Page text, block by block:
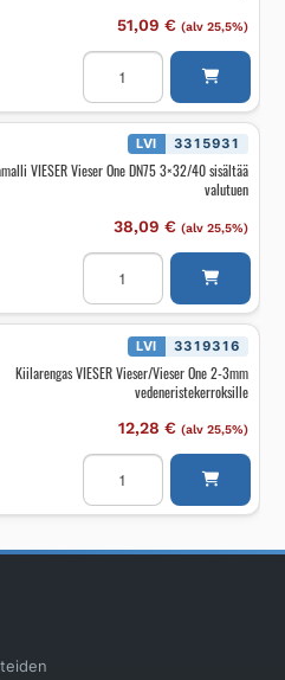
51,09 € (alv 25,5%)
Lattiakaivon
kansi
VIESER
Vieser/Vieser
RST/197x197/Classic/
määrä
LVI 3315931
VIESER Vieser One DN75 3×32/40 sisältää
valutuen
38,09 € (alv 25,5%)
Lattiakaivo
vaakamalli
Vieser
One
3x32/40
sisältää
valutuen
LVI 3319316
Kiilarengas VIESER Vieser/Vieser One 2-3mm
vedeneristekerroksille
12,28 € (alv 25,5%)
Kiilarengas
VIESER
Vieser/Vieser
One
vedeneristekerroksille